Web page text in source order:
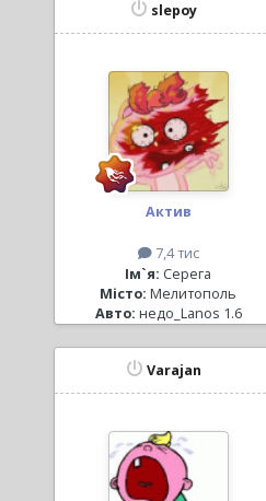
slepoy
Актив
7,4 тис
Ім`я: Серега
Місто: Мелитополь
Авто: недо_Lanos 1.6
Varajan